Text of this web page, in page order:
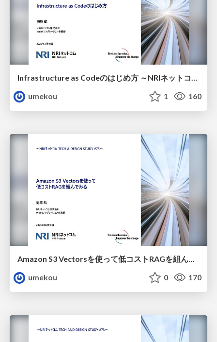
Infrastructure as Codeのはじめ方 ～NRIネットコム TECH AND DESIGN STUDY #93～
umekou
1 160
umekou
0 170